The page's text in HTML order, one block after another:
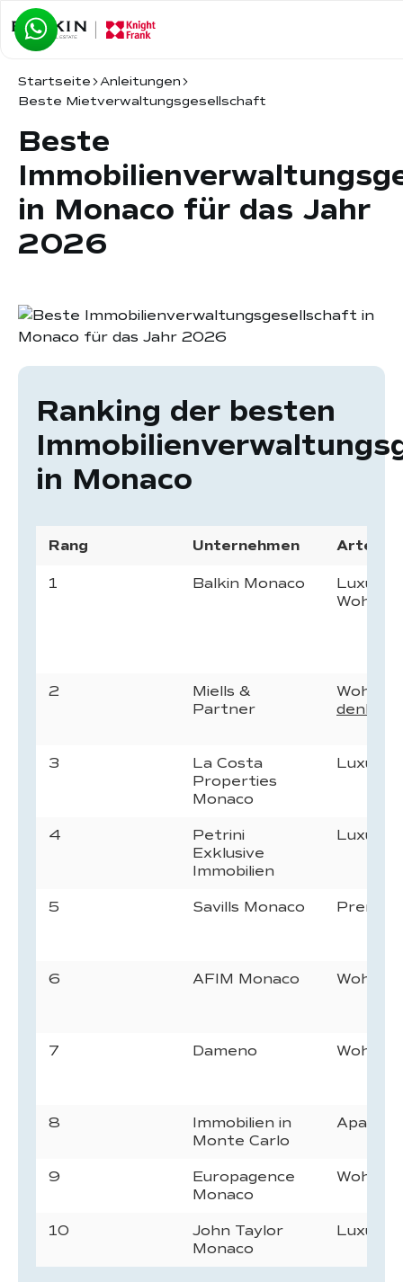
Startseite
Anleitungen
Beste Mietverwaltungsgesellschaft
Beste
in Monaco für das Jahr
2026
Ranking der besten
in Monaco
Rang Unternehmen Arten
1 Balkin Monaco
2
Miells &
Partner
3
La Costa
Properties
Monaco
4
Petrini
Exklusive
Immobilien
5 Savills Monaco
6 AFIM Monaco
7 Dameno
8
Immobilien in
Monte Carlo
9
Europagence
Monaco
10
John Taylor
Monaco